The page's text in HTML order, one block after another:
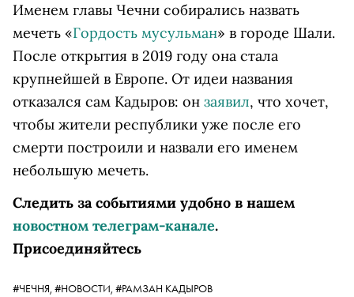
Именем главы Чечни собирались назвать
мечеть «Гордость мусульман» в городе Шали.
После открытия в 2019 году она стала
крупнейшей в Европе. От идеи названия
отказался сам Кадыров: он заявил, что хочет,
чтобы жители республики уже после его
смерти построили и назвали его именем
небольшую мечеть.
Следить за событиями удобно в нашем
новостном телеграм-канале.
Присоединяйтесь
#ЧЕЧНЯ, #НОВОСТИ, #РАМЗАН КАДЫРОВ